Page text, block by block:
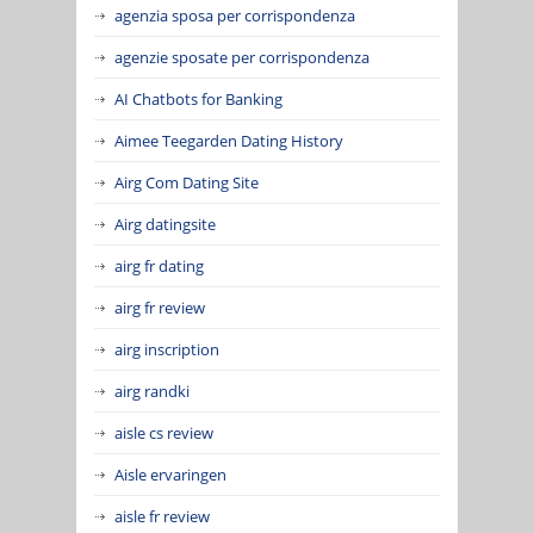
agenzia sposa per corrispondenza
agenzie sposate per corrispondenza
AI Chatbots for Banking
Aimee Teegarden Dating History
Airg Com Dating Site
Airg datingsite
airg fr dating
airg fr review
airg inscription
airg randki
aisle cs review
Aisle ervaringen
aisle fr review